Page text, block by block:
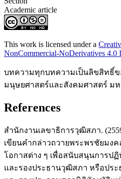
Academic article
This work is licensed under a
NonCommercial-NoDerivatives 4.0
บทความทุกบทความเป็นลิขสิทธิ์ข
มนุษยศาสตร์และสังคมศาสตร์ ม
References
สำนักงานเลขาธิการวุฒิสภา.
เขียนคำกล่าวถวายพระพรชัยมง
โอกาสต่าง ๆ เพื่อสนับสนุนการป
และรองประธานวุฒิสภา หรือปร